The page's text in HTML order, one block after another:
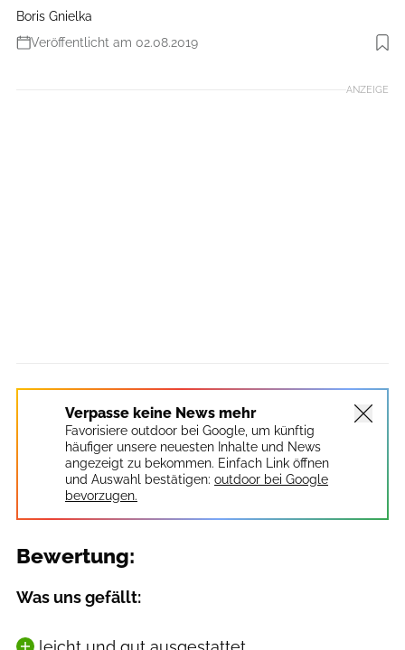
Boris Gnielka
Veröffentlicht am 02.08.2019
Foto: MPS Fotostudio
ANZEIGE
Verpasse keine News mehr
Favorisiere outdoor bei Google, um künftig
häufiger unsere neuesten Inhalte und News
angezeigt zu bekommen. Einfach Link öffnen
und Auswahl bestätigen: outdoor bei Google
bevorzugen.
Bewertung:
Was uns gefällt: